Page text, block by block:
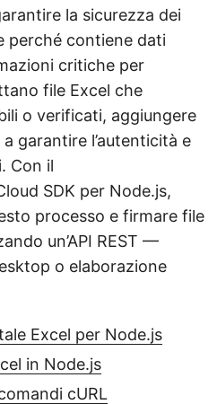
la sicurezza dei
perché contiene dati
critiche per
file Excel che
o verificati, aggiungere
garantire l’autenticità e
Con il
SDK per Node.js,
processo e firmare file
un’API REST —
o elaborazione
Excel per Node.js
in Node.js
cURL